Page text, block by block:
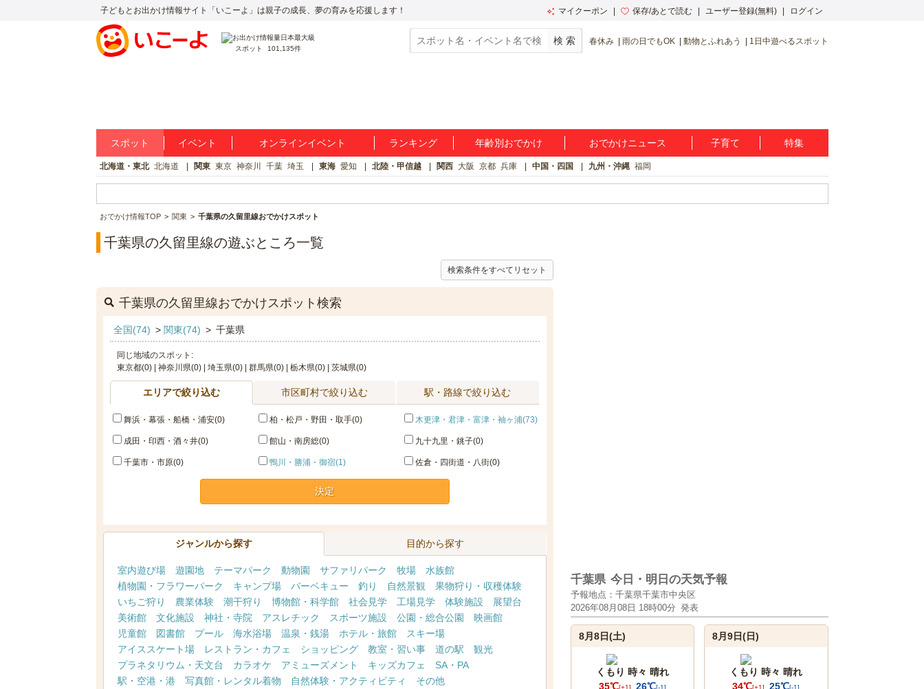
子どもとお出かけ情報サイト「いこーよ」は親子の成長、夢の育みを応援します！ マイクーポン 保存/あとで読む ユーザー登録(無料) ログイン
スポット 101,135件
春休み 雨の日でもOK 動物とふれあう 1日中遊べるスポット
スポット イベント オンラインイベント ランキング 年齢別おでかけ おでかけニュース 子育て 特集
北海道・東北 北海道 関東 東京 神奈川 千葉 埼玉 東海 愛知 北陸・甲信越 関西 大阪 京都 兵庫 中国・四国 九州・沖縄 福岡
おでかけ情報TOP 関東 千葉県の久留里線おでかけスポット
千葉県の久留里線の遊ぶところ一覧
検索条件をすべてリセット
千葉県の久留里線おでかけスポット検索
全国(74) > 関東(74) > 千葉県
同じ地域のスポット:
東京都(0) | 神奈川県(0) | 埼玉県(0) | 群馬県(0) | 栃木県(0) | 茨城県(0)
エリアで絞り込む 市区町村で絞り込む 駅・路線で絞り込む
舞浜・幕張・船橋・浦安(0) 柏・松戸・野田・取手(0) 木更津・君津・富津・袖ヶ浦(73)
成田・印西・酒々井(0) 館山・南房総(0) 九十九里・銚子(0)
千葉市・市原(0) 鴨川・勝浦・御宿(1) 佐倉・四街道・八街(0)
決定
ジャンルから探す 目的から探す
室内遊び場 遊園地 テーマパーク 動物園 サファリパーク 牧場
水族館
植物園・フラワーパーク
キャンプ場 バーベキュー 釣り 自然景観
果物狩り・収穫体験
いちご狩り
農業体験 潮干狩り 博物館・科学館 社会見学 工場見学 体験施設
展望台
美術館
文化施設 神社・寺院 アスレチック スポーツ施設 公園・総合公園
映画館
児童館
図書館 プール 海水浴場 温泉・銭湯 ホテル・旅館
スキー場
アイススケート場
レストラン・カフェ ショッピング 教室・習い事 道の駅
観光
プラネタリウム・天文台
カラオケ アミューズメント キッズカフェ
SA・PA
駅・空港・港
写真館・レンタル着物 自然体験・アクティビティ その他
千葉県 今日・明日の天気予報
予報地点：千葉県千葉市中央区
2026年08月08日 18時00分 発表
8月8日(土)
くもり 時々 晴れ
35℃[+1] 26℃[-1]
8月9日(日)
くもり 時々 晴れ
34℃[+1] 25℃[-1]